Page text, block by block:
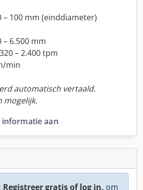
– 100 mm (einddiameter)
– 6.500 mm
– 2.400 tpm
min
automatisch vertaald.
mogelijk.
aan
Registreer gratis of log in, om